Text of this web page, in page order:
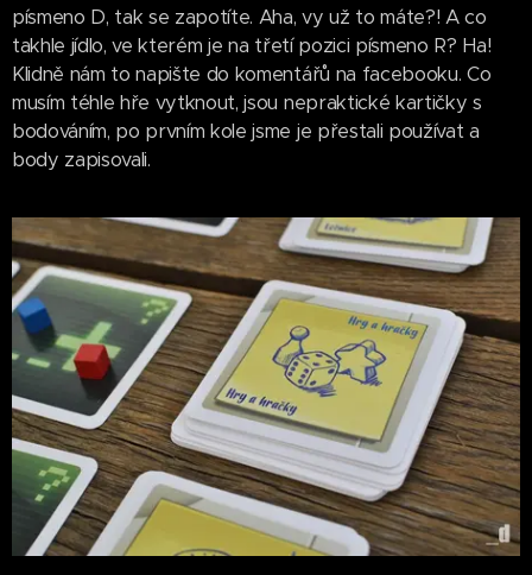
písmeno D, tak se zapotíte. Aha, vy už to máte?! A co
takhle jídlo, ve kterém je na třetí pozici písmeno R? Ha!
Klidně nám to napište do komentářů na facebooku. Co
musím téhle hře vytknout, jsou nepraktické kartičky s
bodováním, po prvním kole jsme je přestali používat a
body zapisovali.